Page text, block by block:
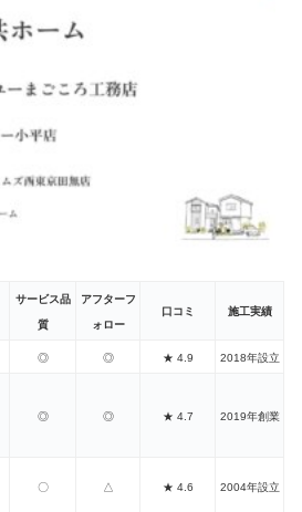
サービス品
質
アフターフ
ォロー
口コミ 施工実績
◎ ◎ ★ 4.9 2018年設立
◎ ◎ ★ 4.7 2019年創業
〇 △ ★ 4.6 2004年設立